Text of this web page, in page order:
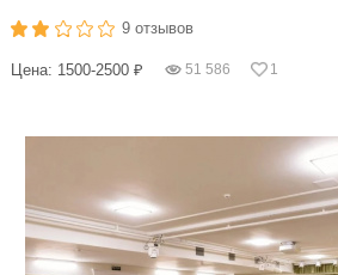
9 отзывов
Цена: 1500-2500 ₽ 51 586 1